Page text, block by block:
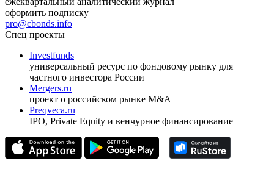
оформить подписку
pro@cbonds.info
Спец проекты
Investfunds
универсальный ресурс по фондовому рынку для
частного инвестора России
проект о российском рынке M&A
Preqveca.ru